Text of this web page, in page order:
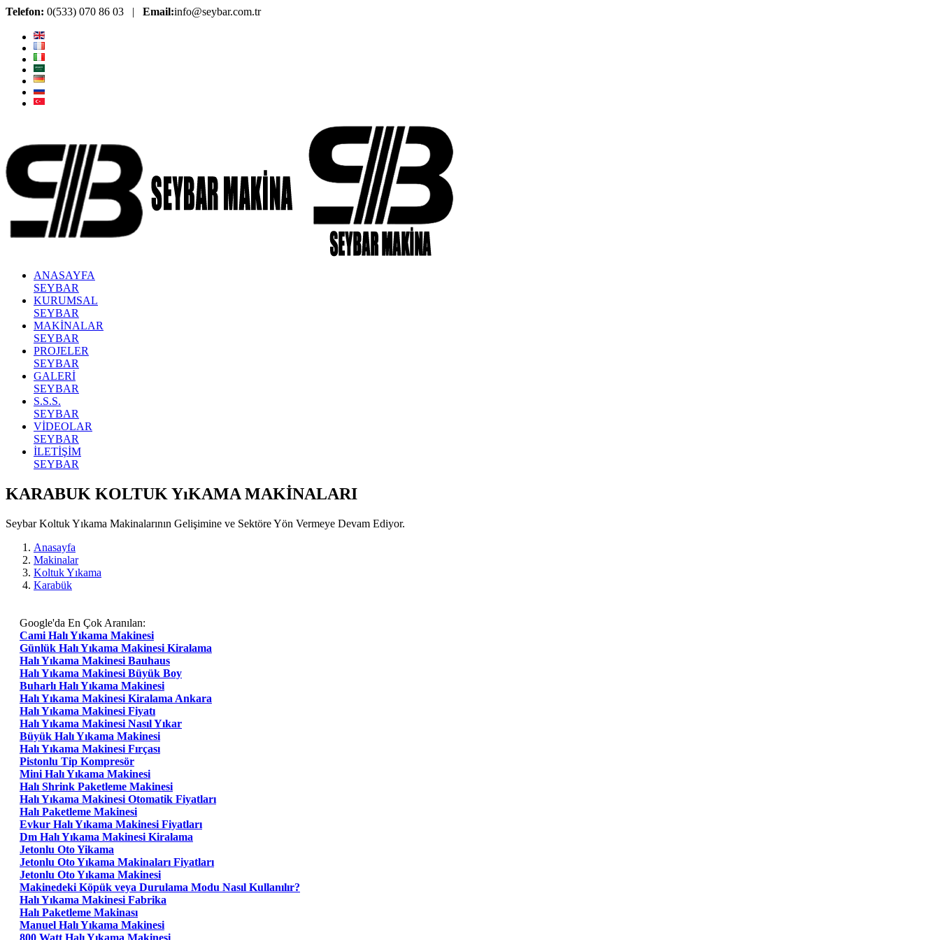
Telefon: 0(533) 070 86 03 | Email:info@seybar.com.tr
ANASAYFA
SEYBAR
KURUMSAL
SEYBAR
MAKİNALAR
SEYBAR
PROJELER
SEYBAR
GALERİ
SEYBAR
S.S.S.
SEYBAR
VİDEOLAR
SEYBAR
İLETİŞİM
SEYBAR
KARABUK KOLTUK YıKAMA MAKİNALARI
Seybar Koltuk Yıkama Makinalarının Gelişimine ve Sektöre Yön Vermeye Devam Ediyor.
Anasayfa
Makinalar
Koltuk Yıkama
Karabük
Google'da En Çok Aranılan:
Cami Halı Yıkama Makinesi
Günlük Halı Yıkama Makinesi Kiralama
Halı Yıkama Makinesi Bauhaus
Halı Yıkama Makinesi Büyük Boy
Buharlı Halı Yıkama Makinesi
Halı Yıkama Makinesi Kiralama Ankara
Halı Yıkama Makinesi Fiyatı
Halı Yıkama Makinesi Nasıl Yıkar
Büyük Halı Yıkama Makinesi
Halı Yıkama Makinesi Fırçası
Pistonlu Tip Kompresör
Mini Halı Yıkama Makinesi
Halı Shrink Paketleme Makinesi
Halı Yıkama Makinesi Otomatik Fiyatları
Halı Paketleme Makinesi
Evkur Halı Yıkama Makinesi Fiyatları
Dm Halı Yıkama Makinesi Kiralama
Jetonlu Oto Yikama
Jetonlu Oto Yıkama Makinaları Fiyatları
Jetonlu Oto Yıkama Makinesi
Makinedeki Köpük veya Durulama Modu Nasıl Kullanılır?
Halı Yıkama Makinesi Fabrika
Halı Paketleme Makinası
Manuel Halı Yıkama Makinesi
800 Watt Halı Yıkama Makinesi